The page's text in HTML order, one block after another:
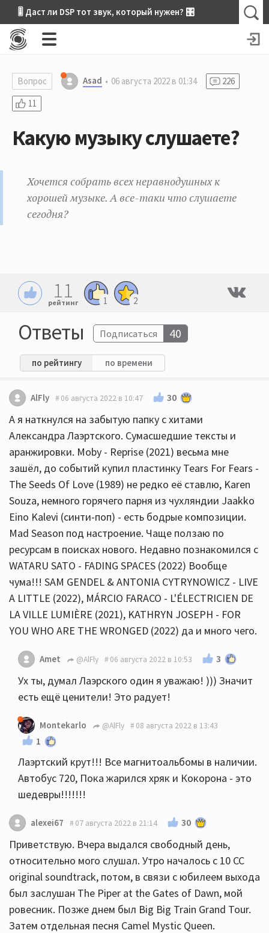
🎚 Даст ли DSP тот звук, который нужен? 🎛
Вопрос Asad 06 августа 2022 в 01:34
226
11
Какую музыку слушаете?
Хочется собрать всех неравнодушных к
хорошей музыке. А все-таки что слушаете
сегодня?
11
рейтинг 1 2
Ответы Подписаться 40
по рейтингу по времени
AlFly 06 августа 2022 в 10:47 30
А я наткнулся на забытую папку с хитами
Александра Лаэртского. Сумасшедшие тексты и
аранжировки. Moby - Reprise (2021) весьма мне
зашёл, до событий купил пластинку Tears For Fears -
The Seeds Of Love (1989) не редко её ставлю, Karen
Souza, немного горячего парня из чухляндии Jaakko
Eino Kalevi (синти-поп) - есть бодрые композиции.
Mad Season под настроение. Чаще ползаю по
ресурсам в поисках нового. Недавно познакомился с
WATARU SATO - FADING SPACES (2022) Вообще
чума!!! SAM GENDEL & ANTONIA CYTRYNOWICZ - LIVE
A LITTLE (2022), MÁRCIO FARACO - L'ÉLECTRICIEN DE
LA VILLE LUMIÈRE (2021), KATHRYN JOSEPH - FOR
YOU WHO ARE THE WRONGED (2022) да и много чего.
Amet @AlFly 06 августа 2022 в 10:53 3
Ух ты, думал Лаэрского один я уважаю! ))) Значит
есть ещё ценители! Это радует!
Montekarlo @AlFly 08 августа 2022 в 13:43
1
Лаэртский крут!!! Все магнитоальбомы в наличии.
Автобус 720, Пока жарился хряк и Кокорона - это
шедевры!!!!!!!
alexei67 07 августа 2022 в 21:14 30
Приветствую. Вчера выдался свободный день,
относительно мого слушал. Утро началось с 10 СС
original soundtrack, потом, в связи с юбилеем выхода
был заслушан The Piper at the Gates of Dawn, мой
ровесник. Позже днем был Big Big Train Grand Tour.
Затем отдельная песня Camel Mystic Queen.